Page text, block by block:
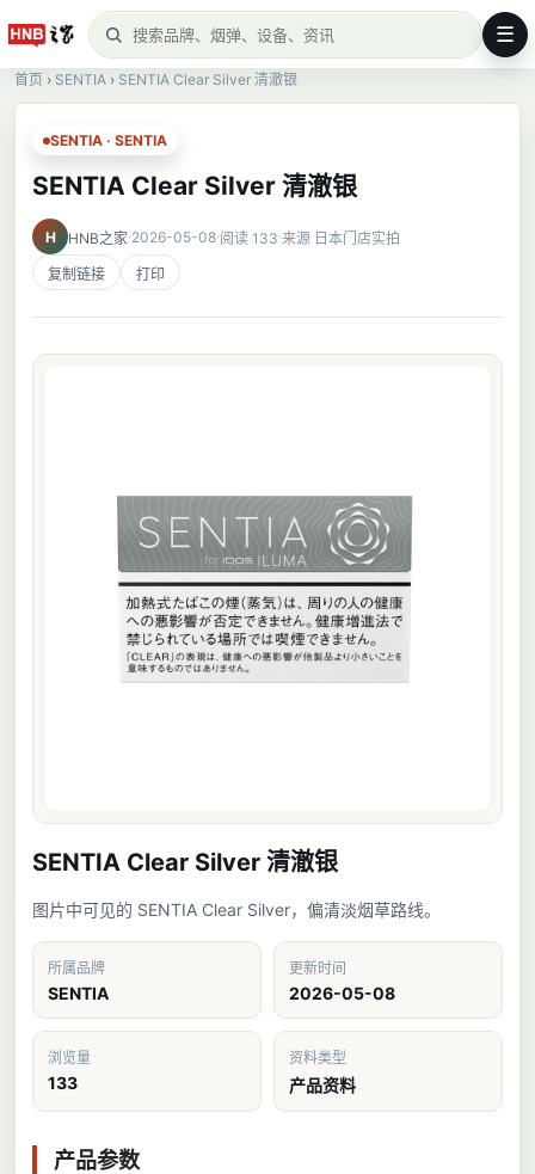
☰
首页 › SENTIA › SENTIA Clear Silver 清澈银
SENTIA · SENTIA
SENTIA Clear Silver 清澈银
H HNB之家 2026-05-08 阅读 133 来源 日本门店实拍
复制链接 打印
SENTIA Clear Silver 清澈银
图片中可见的 SENTIA Clear Silver，偏清淡烟草路线。
所属品牌
SENTIA
更新时间
2026-05-08
浏览量
133
资料类型
产品资料
产品参数